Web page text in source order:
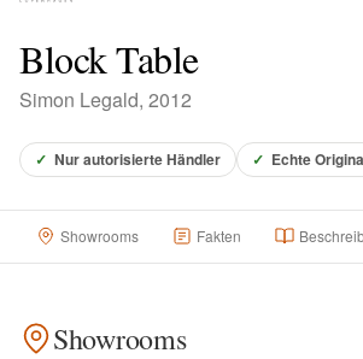
Über uns
Block Table
Simon Legald, 2012
✓ Nur autorisierte Händler ✓ Echte
Showrooms Fakten
Showrooms